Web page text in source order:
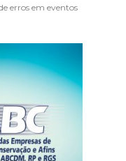
erros em eventos